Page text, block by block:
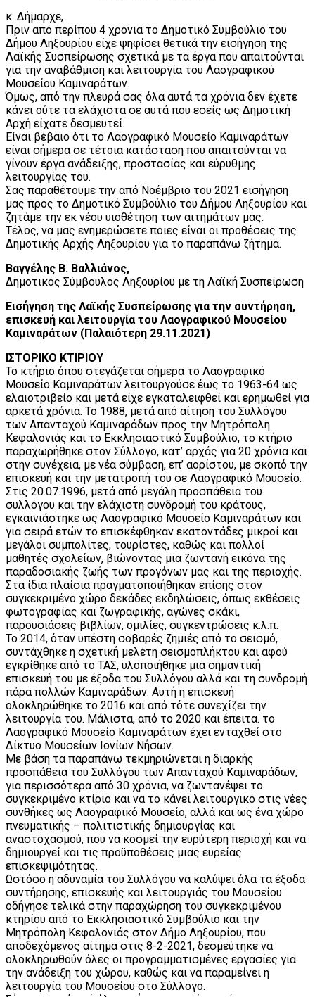
κ. Δήμαρχε,
Πριν από περίπου 4 χρόνια το Δημοτικό Συμβούλιο του
Δήμου Ληξουρίου είχε ψηφίσει θετικά την εισήγηση της
Λαϊκής Συσπείρωσης σχετικά με τα έργα που απαιτούνται
για την αναβάθμιση και λειτουργία του Λαογραφικού
Μουσείου Καμιναράτων.
Όμως, από την πλευρά σας όλα αυτά τα χρόνια δεν έχετε
κάνει ούτε τα ελάχιστα σε αυτά που εσείς ως Δημοτική
Αρχή είχατε δεσμευτεί.
Είναι βέβαιο ότι το Λαογραφικό Μουσείο Καμιναράτων
είναι σήμερα σε τέτοια κατάσταση που απαιτούνται να
γίνουν έργα ανάδειξης, προστασίας και εύρυθμης
λειτουργίας του.
Σας παραθέτουμε την από Νοέμβριο του 2021 εισήγηση
μας προς το Δημοτικό Συμβούλιο του Δήμου Ληξουρίου και
ζητάμε την εκ νέου υιοθέτηση των αιτημάτων μας.
Τέλος, να μας ενημερώσετε ποιες είναι οι προθέσεις της
Δημοτικής Αρχής Ληξουρίου για το παραπάνω ζήτημα.
Βαγγέλης Β. Βαλλιάνος,
Δημοτικός Σύμβουλος Ληξουρίου με τη Λαϊκή Συσπείρωση
Εισήγηση της Λαϊκής Συσπείρωσης για την συντήρηση,
επισκευή και λειτουργία του Λαογραφικού Μουσείου
Καμιναράτων (Παλαιότερη 29.11.2021)
ΙΣΤΟΡΙΚΟ ΚΤΙΡΙΟΥ
Το κτήριο όπου στεγάζεται σήμερα το Λαογραφικό
Μουσείο Καμιναράτων λειτουργούσε έως το 1963-64 ως
ελαιοτριβείο και μετά είχε εγκαταλειφθεί και ερημωθεί για
αρκετά χρόνια. Το 1988, μετά από αίτηση του Συλλόγου
των Απανταχού Καμιναράδων προς την Μητρόπολη
Κεφαλονιάς και το Εκκλησιαστικό Συμβούλιο, το κτήριο
παραχωρήθηκε στον Σύλλογο, κατ’ αρχάς για 20 χρόνια και
στην συνέχεια, με νέα σύμβαση, επ’ αορίστου, με σκοπό την
επισκευή και την μετατροπή του σε Λαογραφικό Μουσείο.
Στις 20.07.1996, μετά από μεγάλη προσπάθεια του
συλλόγου και την ελάχιστη συνδρομή του κράτους,
εγκαινιάστηκε ως Λαογραφικό Μουσείο Καμιναράτων και
για σειρά ετών το επισκέφθηκαν εκατοντάδες μικροί και
μεγάλοι συμπολίτες, τουρίστες, καθώς και πολλοί
μαθητές σχολείων, βιώνοντας μια ζωντανή εικόνα της
παραδοσιακής ζωής των προγόνων μας και της περιοχής.
Στα ίδια πλαίσια πραγματοποιήθηκαν επίσης στον
συγκεκριμένο χώρο δεκάδες εκδηλώσεις, όπως εκθέσεις
φωτογραφίας και ζωγραφικής, αγώνες σκάκι,
παρουσιάσεις βιβλίων, ομιλίες, συγκεντρώσεις κ.λ.π.
Το 2014, όταν υπέστη σοβαρές ζημιές από το σεισμό,
συντάχθηκε η σχετική μελέτη σεισμοπλήκτου και αφού
εγκρίθηκε από το ΤΑΣ, υλοποιήθηκε μια σημαντική
επισκευή του με έξοδα του Συλλόγου αλλά και τη συνδρομή
πάρα πολλών Καμιναράδων. Αυτή η επισκευή
ολοκληρώθηκε το 2016 και από τότε συνεχίζει την
λειτουργία του. Μάλιστα, από το 2020 και έπειτα. το
Λαογραφικό Μουσείο Καμιναράτων έχει ενταχθεί στο
Δίκτυο Μουσείων Ιονίων Νήσων.
Με βάση τα παραπάνω τεκμηριώνεται η διαρκής
προσπάθεια του Συλλόγου των Απανταχού Καμιναράδων,
για περισσότερα από 30 χρόνια, να ζωντανέψει το
συγκεκριμένο κτίριο και να το κάνει λειτουργικό στις νέες
συνθήκες ως Λαογραφικό Μουσείο, αλλά και ως ένα χώρο
πνευματικής – πολιτιστικής δημιουργίας και
αναστοχασμού, που να κοσμεί την ευρύτερη περιοχή και να
δημιουργεί και τις προϋποθέσεις μιας ευρείας
επισκεψιμότητας.
Ωστόσο η αδυναμία του Συλλόγου να καλύψει όλα τα έξοδα
συντήρησης, επισκευής και λειτουργιάς του Μουσείου
οδήγησε τελικά στην παραχώρηση του συγκεκριμένου
κτηρίου από το Εκκλησιαστικό Συμβούλιο και την
Μητρόπολη Κεφαλονιάς στον Δήμο Ληξουρίου, που
αποδεχόμενος αίτημα στις 8-2-2021, δεσμεύτηκε να
ολοκληρωθούν όλες οι προγραμματισμένες εργασίες για
την ανάδειξη του χώρου, καθώς και να παραμείνει η
λειτουργία του Μουσείου στο Σύλλογο.